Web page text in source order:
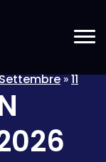
»11